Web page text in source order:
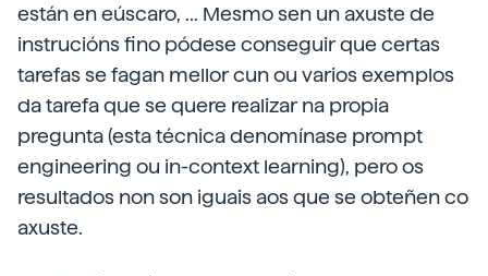
están en eúscaro, ... Mesmo sen un axuste de
instrucións fino pódese conseguir que certas
tarefas se fagan mellor cun ou varios exemplos
da tarefa que se quere realizar na propia
pregunta (esta técnica denomínase prompt
engineering ou in-context learning), pero os
resultados non son iguais aos que se obteñen co
axuste.